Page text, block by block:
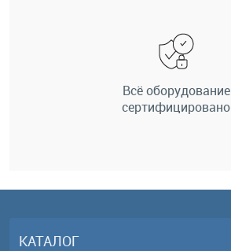
Всё оборудование
сертифицировано
КАТАЛОГ